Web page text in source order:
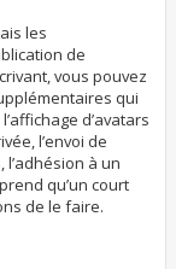
les
de
vous pouvez
qui
d’avatars
l’envoi de
à un
qu’un court
de le faire.